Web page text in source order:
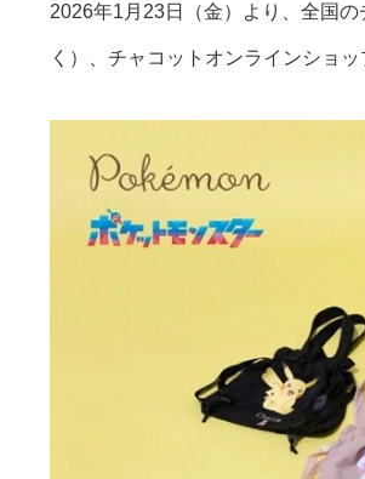
2026年1月23日（金）より、全国
く）、チャコットオンラインショ